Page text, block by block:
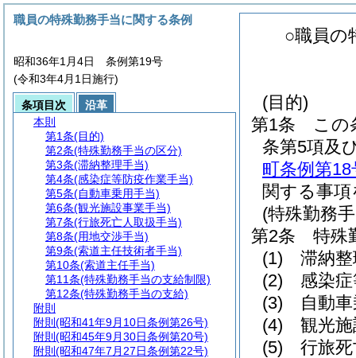
○職員の
(目的)
第1条
この
条第5項及
町条例第18
関する事
(特殊勤務
第2条
特殊
(1)
滞納
(2)
感染
(3)
自動
(4)
観光
(5)
行旅
職員の特殊勤務手当に関する条例
昭和36年1月4日 条例第19号
(令和3年4月1日施行)
条項目次
沿革
本則
第1条(目的)
第2条(特殊勤務手当の区分)
第3条(滞納整理手当)
第4条(感染症等防疫作業手当)
第5条(自動車乗用手当)
第6条(観光施設事業手当)
第7条(行旅死亡人取扱手当)
第8条(用地交渉手当)
第9条(索道主任技術者手当)
第10条(索道主任手当)
第11条(特殊勤務手当の支給制限)
第12条(特殊勤務手当の支給)
附則
附則 (昭和41年9月10日条例第26号)
附則 (昭和45年9月30日条例第20号)
附則 (昭和47年7月27日条例第22号)